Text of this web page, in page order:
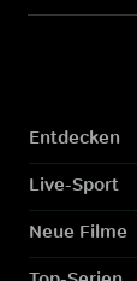
Entdecken
Live-Sport
Neue Filme